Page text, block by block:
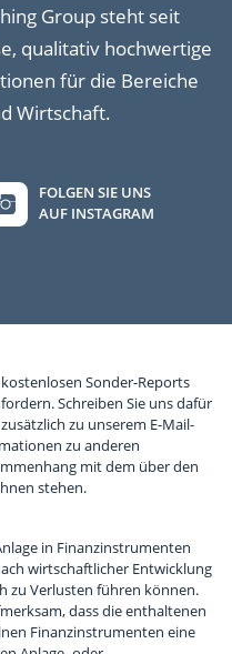
Group steht seit
qualitativ hochwertige
für die Bereiche
Wirtschaft.
FOLGEN SIE UNS
AUF INSTAGRAM
Sonder-Reports
Schreiben Sie uns dafür
zu unserem E-Mail-
zu anderen
mit dem über den
stehen.
in Finanzinstrumenten
wirtschaftlicher Entwicklung
zu Verlusten führen können.
dass die enthaltenen
Finanzinstrumenten eine